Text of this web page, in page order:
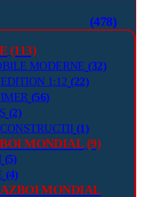
(478)
(113)
MODERNE (32)
1:12 (22)
(56)
(2)
(1)
MONDIAL (9)
(5)
(4)
MONDIAL